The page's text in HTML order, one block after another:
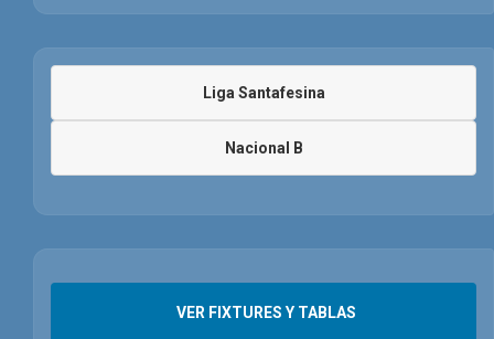
Liga Santafesina
Nacional B
VER FIXTURES Y TABLAS